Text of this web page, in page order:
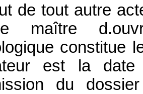
de tout autre
maître
constitue
est la
du